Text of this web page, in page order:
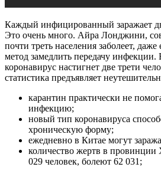
Каждый инфицированный заражает
Это очень много. Айра Лонджини,
почти треть населения заболеет,
метод замедлить передачу инфекции.
коронавирус настигнет две трети
статистика предъявляет
карантин практически не
инфекцию;
новый тип коронавируса
хроническую форму;
ежедневно в Китае могут
количество жертв в провинции
029 человек, болеют 62 031;